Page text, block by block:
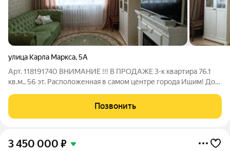
улица Карла Маркса,5А
Арт. 118191740 ВНИМАНИЕ !!! В ПРОДАЖЕ 3-к квартира 76.1
кв.м., 56 эт. Расположенная в самом центре города Ишим! Дом
ремонт. На стенах обои. На полу - ламинат. Потолки натяжные.
Качественная входная
Позвонить
3 450 000 ₽